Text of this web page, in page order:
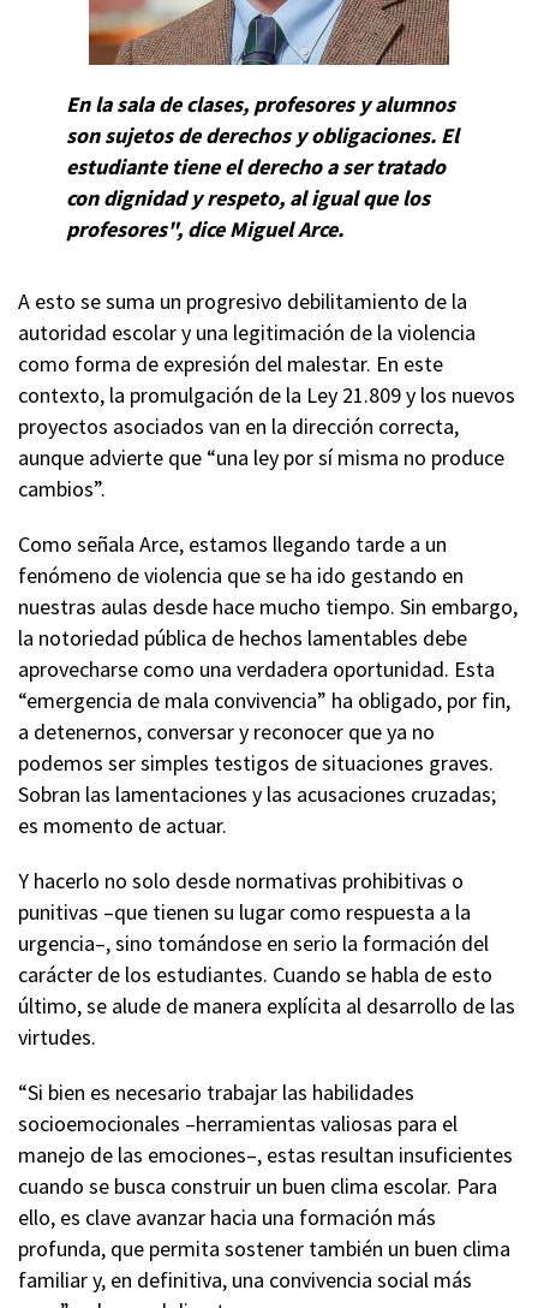
En la sala de clases, profesores y alumnos
son sujetos de derechos y obligaciones. El
estudiante tiene el derecho a ser tratado
con dignidad y respeto, al igual que los
profesores", dice Miguel Arce.
A esto se suma un progresivo debilitamiento de la
autoridad escolar y una legitimación de la violencia
como forma de expresión del malestar. En este
contexto, la promulgación de la Ley 21.809 y los nuevos
proyectos asociados van en la dirección correcta,
aunque advierte que “una ley por sí misma no produce
cambios”.
Como señala Arce, estamos llegando tarde a un
fenómeno de violencia que se ha ido gestando en
nuestras aulas desde hace mucho tiempo. Sin embargo,
la notoriedad pública de hechos lamentables debe
aprovecharse como una verdadera oportunidad. Esta
“emergencia de mala convivencia” ha obligado, por fin,
a detenernos, conversar y reconocer que ya no
podemos ser simples testigos de situaciones graves.
Sobran las lamentaciones y las acusaciones cruzadas;
es momento de actuar.
Y hacerlo no solo desde normativas prohibitivas o
punitivas –que tienen su lugar como respuesta a la
urgencia–, sino tomándose en serio la formación del
carácter de los estudiantes. Cuando se habla de esto
último, se alude de manera explícita al desarrollo de las
virtudes.
“Si bien es necesario trabajar las habilidades
socioemocionales –herramientas valiosas para el
manejo de las emociones–, estas resultan insuficientes
cuando se busca construir un buen clima escolar. Para
ello, es clave avanzar hacia una formación más
profunda, que permita sostener también un buen clima
familiar y, en definitiva, una convivencia social más